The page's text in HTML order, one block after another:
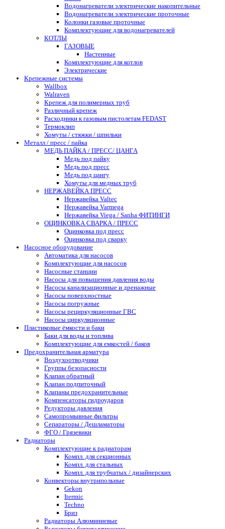
Водонагреватели электрические накопительные
Водонагреватели электрические проточные
Колонки газовые проточные
Комплектующие для водонагревателей
КОТЛЫ
ГАЗОВЫЕ
Настенные
Комплектующие для котлов
Электрические
Крепежные системы
Wallbox
Walraven
Крепеж для полимерных труб
Различный крепеж
Расходники к газовым пистолетам FEDAST
Термоклип
Хомуты / стяжки / шпильки
Металл / пресс / пайка
МЕДЬ ПАЙКА / ПРЕСС/ ЦАНГА
Медь под пайку
Медь под пресс
Медь под цангу
Хомуты для медных труб
НЕРЖАВЕЙКА ПРЕСС
Нержавейка Valtec
Нержавейка Varmega
Нержавейка Viega / Sanha ФИТИНГИ
ОЦИНКОВКА СВАРКА / ПРЕСС
Оцинковка под пресс
Оцинковка под сварку
Насосное оборудование
Автоматика для насосов
Комплектующие для насосов
Насосные станции
Насосы для повышения давления воды
Насосы канализационные и дренажные
Насосы поверхностные
Насосы погружные
Насосы рециркуляционные ГВС
Насосы циркуляционные
Пластиковые ёмкости и баки
Баки для воды и топлива
Комплектующие для емкостей / баков
Предохранительная арматура
Воздухоотводчики
Группы безопасности
Клапан обратный
Клапан подпиточный
Клапаны предохранительные
Компенсаторы гидроударов
Редукторы давления
Самопромывные фильтры
Сепараторы / Дешламаторы
ФГО / Грязевики
Радиаторы
Комплектующие к радиаторам
Компл. для секционных
Компл. для стальных
Компл. для трубчатых / дизайнерских
Конвекторы внутрипольные
Gekon
Itermic
Techno
Бриз
Радиаторы Алюминиевые